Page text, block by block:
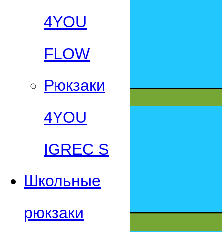
4YOU
FLOW
Рюкзаки
4YOU
IGREC S
Школьные
рюкзаки